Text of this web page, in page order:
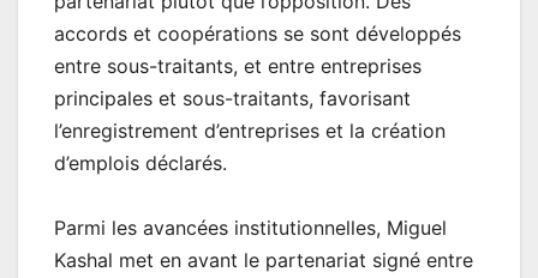
accords et coopérations se sont développés
entre sous-traitants, et entre entreprises
principales et sous-traitants, favorisant
l’enregistrement d’entreprises et la création
d’emplois déclarés.
Parmi les avancées institutionnelles, Miguel
Kashal met en avant le partenariat signé entre